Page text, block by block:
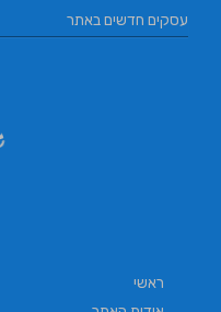
עסקים חדשים באתר
ראשי